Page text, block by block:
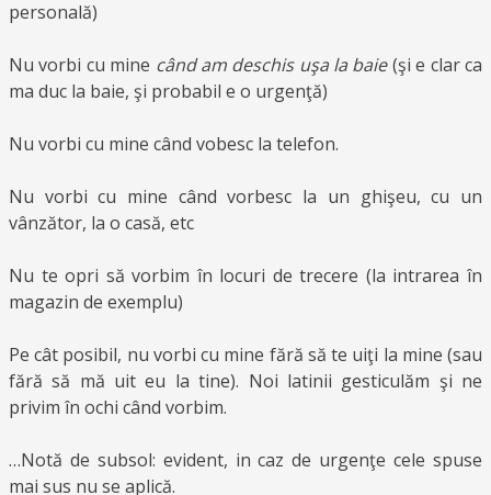
personală)
Nu vorbi cu mine când am deschis uşa la baie(şi e clar ca
ma duc la baie, şi probabil e o urgenţă)
Nu vorbi cu mine când vobesc la telefon.
Nu vorbi cu mine când vorbesc la un ghişeu, cu un
vânzător, la o casă, etc
Nu te opri să vorbim în locuri de trecere (la intrarea în
magazin de exemplu)
Pe cât posibil, nu vorbi cu mine fără să te uiţi la mine (sau
fără să mă uit eu la tine). Noi latinii gesticulăm şi ne
privim în ochi când vorbim.
…Notă de subsol: evident, in caz de urgenţe cele spuse
mai sus nu se aplică.